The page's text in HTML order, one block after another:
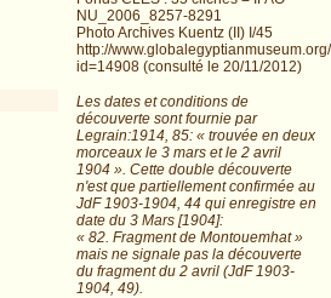
NU_2006_8257-8291
Photo Archives Kuentz (II) I/45
http://
id=14908 (consulté le 20/11/2012)
Les dates et conditions de
découverte sont fournie par
Legrain:1914, 85: « trouvée en deux
morceaux le 3 mars et le 2 avril
1904 ». Cette double découverte
n'est que partiellement confirmée au
JdF 1903-1904, 44 qui enregistre en
date du 3 Mars [1904]:
« 82. Fragment de Montouemhat »
mais ne signale pas la découverte
du fragment du 2 avril (JdF 1903-
1904, 49).